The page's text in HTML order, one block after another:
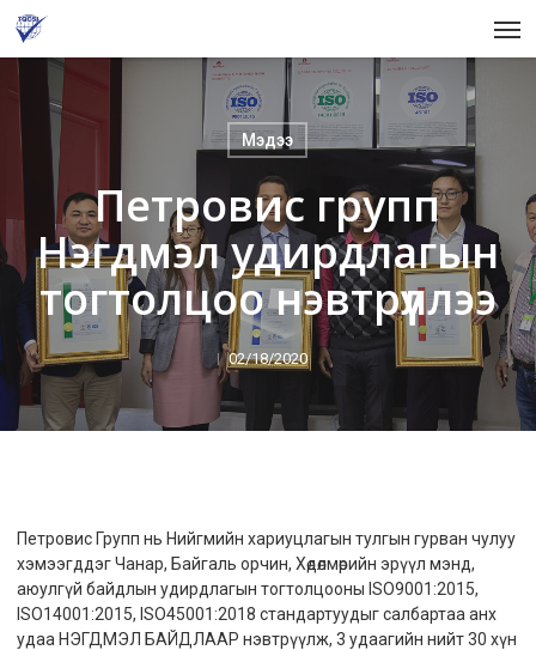
Skip
main
content
Мэдээ
Петровис групп
Нэгдмэл удирдлагын
тогтолцоо нэвтрүүллээ
02/18/2020
Петровис Групп нь Нийгмийн хариуцлагын тулгын гурван чулуу
хэмээгддэг Чанар, Байгаль орчин, Хөдөлмөрийн эрүүл мэнд,
аюулгүй байдлын удирдлагын тогтолцооны ISO9001:2015,
ISO14001:2015, ISO45001:2018 стандартуудыг салбартаа анх
удаа НЭГДМЭЛ БАЙДЛААР нэвтрүүлж, 3 удаагийн нийт 30 хүн